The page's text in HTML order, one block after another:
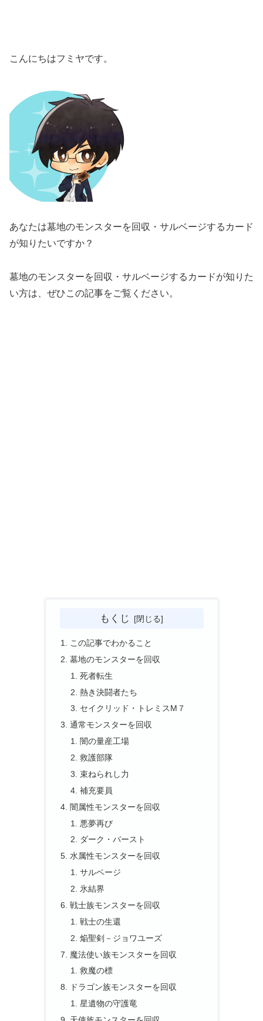
こんにちはフミヤです。
あなたは墓地のモンスターを回収・サルベージするカード
が知りたいですか？
墓地のモンスターを回収・サルベージするカードが知りた
い方は、ぜひこの記事をご覧ください。
もくじ
この記事でわかること
墓地のモンスターを回収
死者転生
熱き決闘者たち
セイクリッド・トレミスM７
通常モンスターを回収
闇の量産工場
救護部隊
束ねられし力
補充要員
闇属性モンスターを回収
悪夢再び
ダーク・バースト
水属性モンスターを回収
サルベージ
氷結界
戦士族モンスターを回収
戦士の生還
焔聖剣－ジョワユーズ
魔法使い族モンスターを回収
救魔の標
ドラゴン族モンスターを回収
星遺物の守護竜